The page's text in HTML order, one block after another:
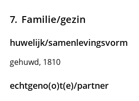
Familie/gezin
huwelijk/samenlevingsvorm
gehuwd, 1810
echtgeno(o)t(e)/partner